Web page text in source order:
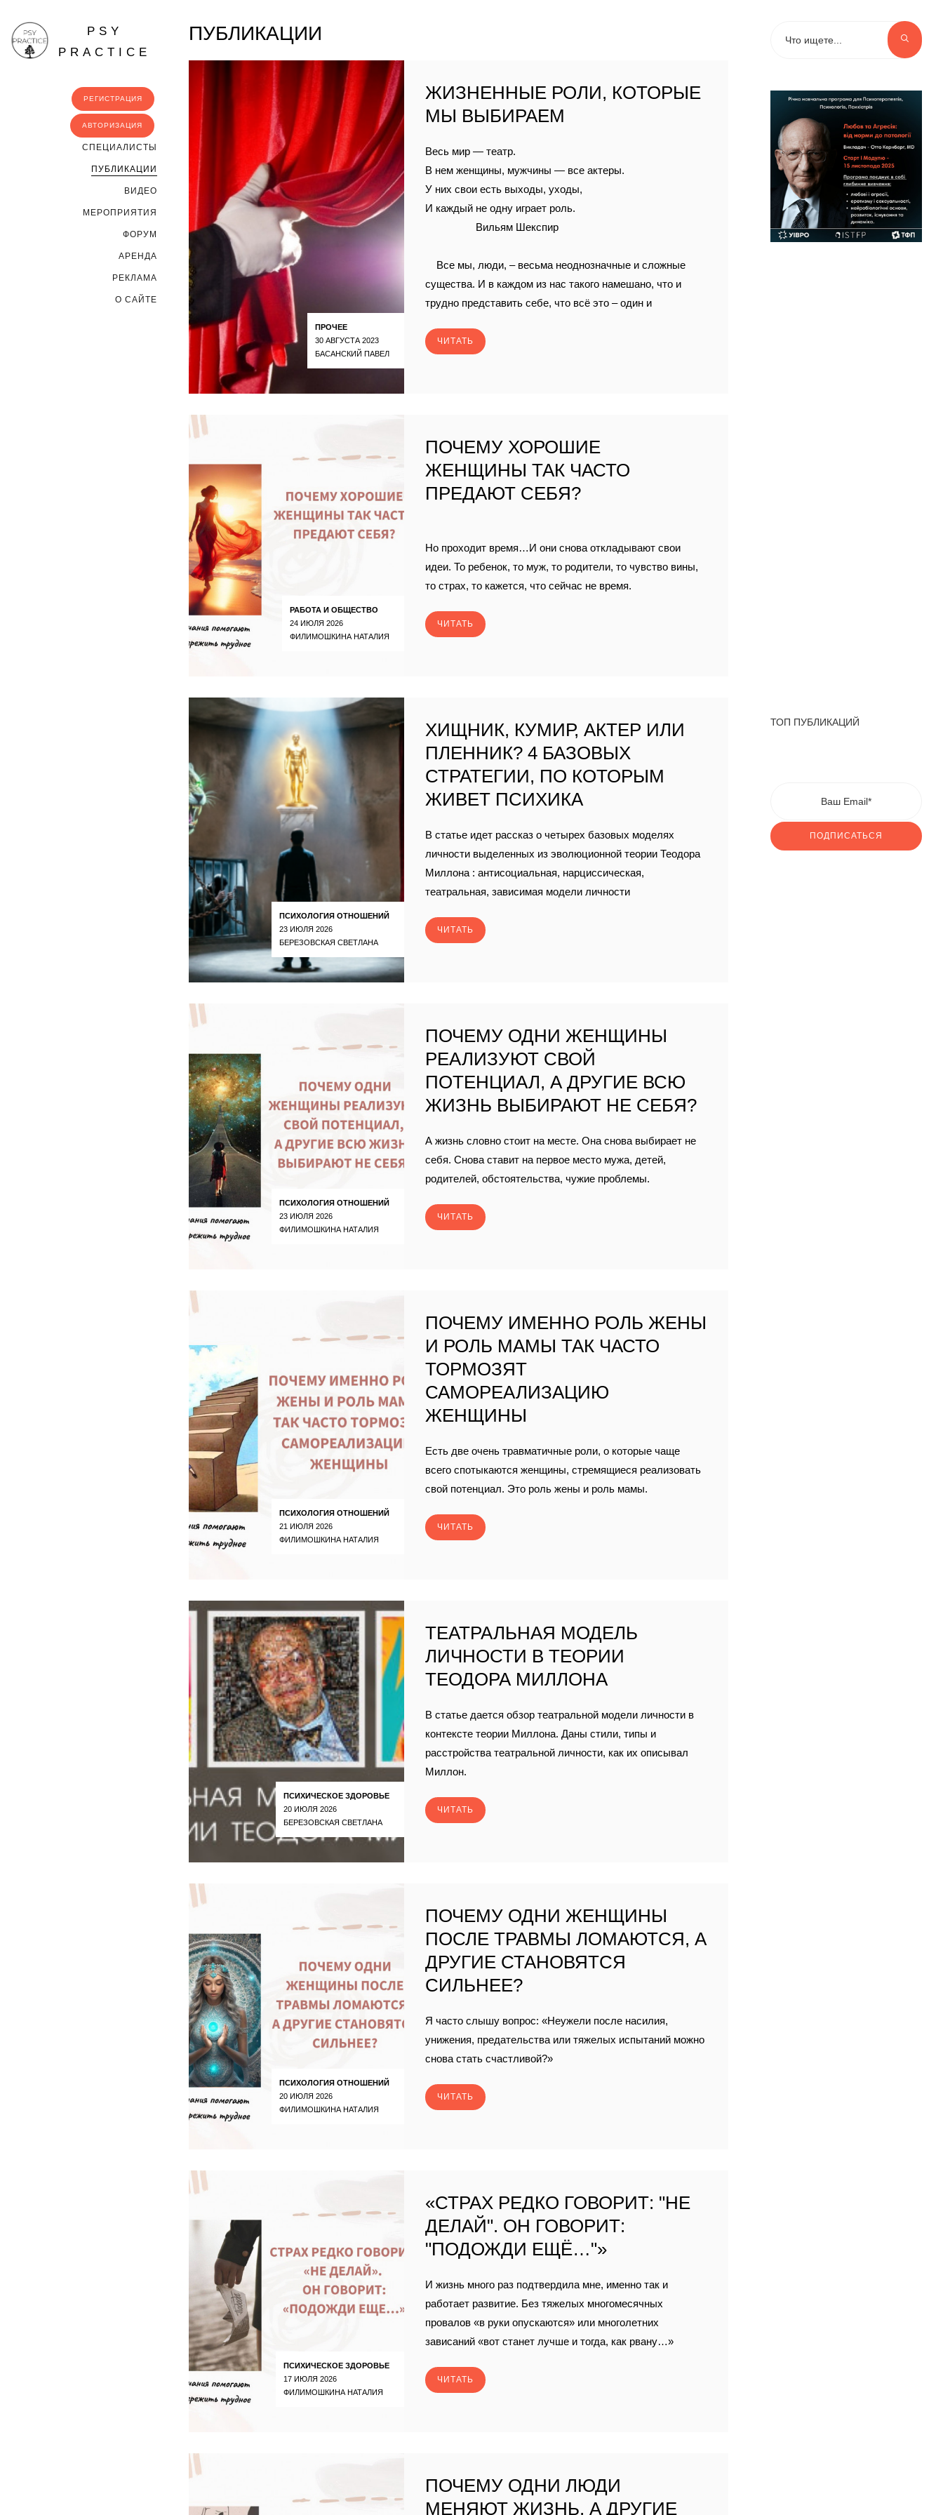
PSY
PRACTICE
РЕГИСТРАЦИЯ
АВТОРИЗАЦИЯ
CПЕЦИАЛИСТЫ
ПУБЛИКАЦИИ
ВИДЕО
МЕРОПРИЯТИЯ
ФОРУМ
АРЕНДА
РЕКЛАМА
О САЙТЕ
ПУБЛИКАЦИИ
ПРОЧЕЕ
30 АВГУСТА 2023
БАСАНСКИЙ ПАВЕЛ
ЖИЗНЕННЫЕ РОЛИ, КОТОРЫЕ
МЫ ВЫБИРАЕМ
Весь мир — театр.
В нем женщины, мужчины — все актеры.
У них свои есть выходы, уходы,
И каждый не одну играет роль.
Вильям Шекспир
Все мы, люди, – весьма неоднозначные и сложные
существа. И в каждом из нас такого намешано, что и
трудно представить себе, что всё это – один и
ЧИТАТЬ
РАБОТА И ОБЩЕСТВО
24 ИЮЛЯ 2026
ФИЛИМОШКИНА НАТАЛИЯ
ПОЧЕМУ ХОРОШИЕ
ЖЕНЩИНЫ ТАК ЧАСТО
ПРЕДАЮТ СЕБЯ?
Но проходит время…И они снова откладывают свои
идеи. То ребенок, то муж, то родители, то чувство вины,
то страх, то кажется, что сейчас не время.
ЧИТАТЬ
ПСИХОЛОГИЯ ОТНОШЕНИЙ
23 ИЮЛЯ 2026
БЕРЕЗОВСКАЯ СВЕТЛАНА
ХИЩНИК, КУМИР, АКТЕР ИЛИ
ПЛЕННИК? 4 БАЗОВЫХ
СТРАТЕГИИ, ПО КОТОРЫМ
ЖИВЕТ ПСИХИКА
В статье идет рассказ о четырех базовых моделях
личности выделенных из эволюционной теории Теодора
Миллона : антисоциальная, нарциссическая,
театральная, зависимая модели личности
ЧИТАТЬ
ПСИХОЛОГИЯ ОТНОШЕНИЙ
23 ИЮЛЯ 2026
ФИЛИМОШКИНА НАТАЛИЯ
ПОЧЕМУ ОДНИ ЖЕНЩИНЫ
РЕАЛИЗУЮТ СВОЙ
ПОТЕНЦИАЛ, А ДРУГИЕ ВСЮ
ЖИЗНЬ ВЫБИРАЮТ НЕ СЕБЯ?
А жизнь словно стоит на месте. Она снова выбирает не
себя. Снова ставит на первое место мужа, детей,
родителей, обстоятельства, чужие проблемы.
ЧИТАТЬ
ПСИХОЛОГИЯ ОТНОШЕНИЙ
21 ИЮЛЯ 2026
ФИЛИМОШКИНА НАТАЛИЯ
ПОЧЕМУ ИМЕННО РОЛЬ ЖЕНЫ
И РОЛЬ МАМЫ ТАК ЧАСТО
ТОРМОЗЯТ
САМОРЕАЛИЗАЦИЮ
ЖЕНЩИНЫ
Есть две очень травматичные роли, о которые чаще
всего спотыкаются женщины, стремящиеся реализовать
свой потенциал. Это роль жены и роль мамы.
ЧИТАТЬ
ПСИХИЧЕСКОЕ ЗДОРОВЬЕ
20 ИЮЛЯ 2026
БЕРЕЗОВСКАЯ СВЕТЛАНА
ТЕАТРАЛЬНАЯ МОДЕЛЬ
ЛИЧНОСТИ В ТЕОРИИ
ТЕОДОРА МИЛЛОНА
В статье дается обзор театральной модели личности в
контексте теории Миллона. Даны стили, типы и
расстройства театральной личности, как их описывал
Миллон.
ЧИТАТЬ
ПСИХОЛОГИЯ ОТНОШЕНИЙ
20 ИЮЛЯ 2026
ФИЛИМОШКИНА НАТАЛИЯ
ПОЧЕМУ ОДНИ ЖЕНЩИНЫ
ПОСЛЕ ТРАВМЫ ЛОМАЮТСЯ, А
ДРУГИЕ СТАНОВЯТСЯ
СИЛЬНЕЕ?
Я часто слышу вопрос: «Неужели после насилия,
унижения, предательства или тяжелых испытаний можно
снова стать счастливой?»
ЧИТАТЬ
ПСИХИЧЕСКОЕ ЗДОРОВЬЕ
17 ИЮЛЯ 2026
ФИЛИМОШКИНА НАТАЛИЯ
«СТРАХ РЕДКО ГОВОРИТ: "НЕ
ДЕЛАЙ". ОН ГОВОРИТ:
"ПОДОЖДИ ЕЩЁ…"»
И жизнь много раз подтвердила мне, именно так и
работает развитие. Без тяжелых многомесячных
провалов «в руки опускаются» или многолетних
зависаний «вот станет лучше и тогда, как рвану…»
ЧИТАТЬ
ПОЧЕМУ ОДНИ ЛЮДИ
МЕНЯЮТ ЖИЗНЬ, А ДРУГИЕ
ТОП ПУБЛИКАЦИЙ
ПОДПИСАТЬСЯ